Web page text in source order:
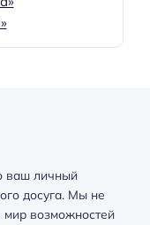
ваш личный
досуга. Мы не
возможностей